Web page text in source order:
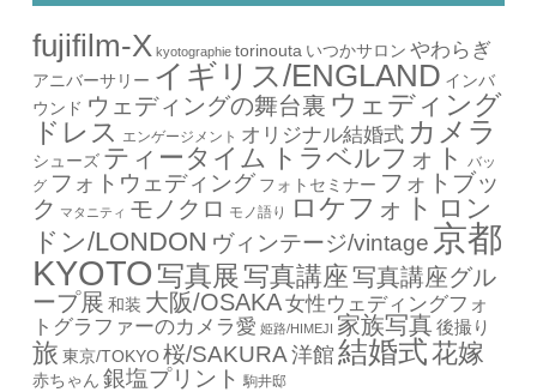
fujifilm-X kyotographie torinouta いつかサロン やわらぎ
アニバーサリー イギリス/ENGLAND インバ
ウンド ウェディングの舞台裏 ウェディング
ドレス エンゲージメント オリジナル結婚式 カメラ
シューズ ティータイム トラベルフォト
バッ
グ フォトウェディング フォトセミナー フォトブッ
ク マタニティ モノクロ モノ語り ロケフォト ロン
ドン/LONDON ヴィンテージ/vintage 京都
KYOTO 写真展 写真講座写真講座グル
ープ展 和装 大阪/OSAKA女性ウェディングフォ
トグラファーのカメラ愛 姫路/HIMEJI 家族写真 後撮り
旅 東京/TOKYO 桜/SAKURA 洋館 結婚式花嫁
赤ちゃん 銀塩プリント 駒井邸